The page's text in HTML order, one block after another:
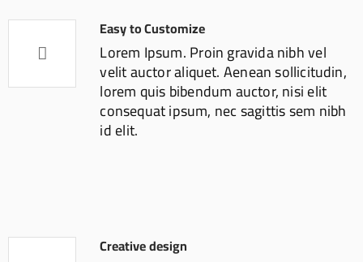
Easy to Customize
Lorem Ipsum. Proin gravida nibh vel
velit auctor aliquet. Aenean sollicitudin,
lorem quis bibendum auctor, nisi elit
consequat ipsum, nec sagittis sem nibh
id elit.
Creative design